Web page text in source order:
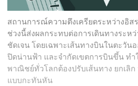
สถานการณ์ความตึงเครียดระหว่างอิส
ช่วงนี้ส่งผลกระทบต่อการเดินทางระหว่
ชัดเจน โดยเฉพาะเส้นทางบินในตะวัน
ปิดน่านฟ้า และจำกัดเขตการบินขึ้น ทำ
พาณิชย์ทั่วโลกต้องปรับเส้นทาง ยกเลิก
แบบกะทันหัน